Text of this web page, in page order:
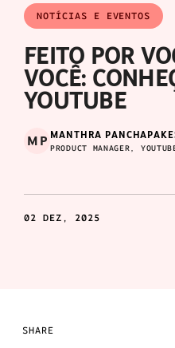
NOTÍCIAS E EVENTOS
FEITO POR
VOCÊ:
YOUTUBE
MP MANTHRA
PRODUCT MANAGER,
02 DEZ, 2025
SHARE